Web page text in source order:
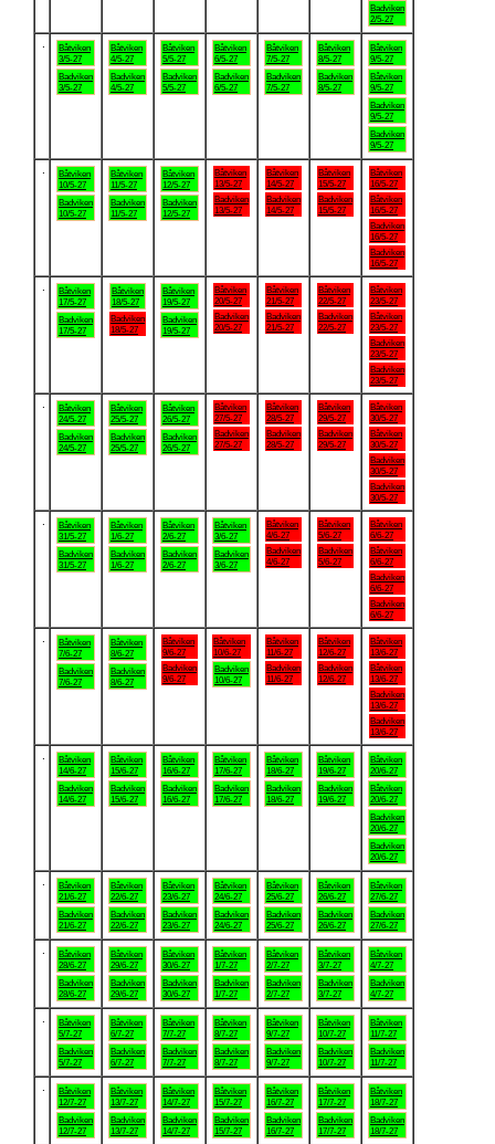
Badviken
2/5-27
Båtviken
3/5-27
Badviken
3/5-27
Båtviken
4/5-27
Badviken
4/5-27
Båtviken
5/5-27
Badviken
5/5-27
Båtviken
6/5-27
Badviken
6/5-27
Båtviken
7/5-27
Badviken
7/5-27
Båtviken
8/5-27
Badviken
8/5-27
Båtviken
9/5-27
Båtviken
9/5-27
Badviken
9/5-27
Badviken
9/5-27
Båtviken
10/5-27
Badviken
10/5-27
Båtviken
11/5-27
Badviken
11/5-27
Båtviken
12/5-27
Badviken
12/5-27
Båtviken
13/5-27
Badviken
13/5-27
Båtviken
14/5-27
Badviken
14/5-27
Båtviken
15/5-27
Badviken
15/5-27
Båtviken
16/5-27
Båtviken
16/5-27
Badviken
16/5-27
Badviken
16/5-27
Båtviken
17/5-27
Badviken
17/5-27
Båtviken
18/5-27
Badviken
18/5-27
Båtviken
19/5-27
Badviken
19/5-27
Båtviken
20/5-27
Badviken
20/5-27
Båtviken
21/5-27
Badviken
21/5-27
Båtviken
22/5-27
Badviken
22/5-27
Båtviken
23/5-27
Båtviken
23/5-27
Badviken
23/5-27
Badviken
23/5-27
Båtviken
24/5-27
Badviken
24/5-27
Båtviken
25/5-27
Badviken
25/5-27
Båtviken
26/5-27
Badviken
26/5-27
Båtviken
27/5-27
Badviken
27/5-27
Båtviken
28/5-27
Badviken
28/5-27
Båtviken
29/5-27
Badviken
29/5-27
Båtviken
30/5-27
Båtviken
30/5-27
Badviken
30/5-27
Badviken
30/5-27
Båtviken
31/5-27
Badviken
31/5-27
Båtviken
1/6-27
Badviken
1/6-27
Båtviken
2/6-27
Badviken
2/6-27
Båtviken
3/6-27
Badviken
3/6-27
Båtviken
4/6-27
Badviken
4/6-27
Båtviken
5/6-27
Badviken
5/6-27
Båtviken
6/6-27
Båtviken
6/6-27
Badviken
6/6-27
Badviken
6/6-27
Båtviken
7/6-27
Badviken
7/6-27
Båtviken
8/6-27
Badviken
8/6-27
Båtviken
9/6-27
Badviken
9/6-27
Båtviken
10/6-27
Badviken
10/6-27
Båtviken
11/6-27
Badviken
11/6-27
Båtviken
12/6-27
Badviken
12/6-27
Båtviken
13/6-27
Båtviken
13/6-27
Badviken
13/6-27
Badviken
13/6-27
Båtviken
14/6-27
Badviken
14/6-27
Båtviken
15/6-27
Badviken
15/6-27
Båtviken
16/6-27
Badviken
16/6-27
Båtviken
17/6-27
Badviken
17/6-27
Båtviken
18/6-27
Badviken
18/6-27
Båtviken
19/6-27
Badviken
19/6-27
Båtviken
20/6-27
Båtviken
20/6-27
Badviken
20/6-27
Badviken
20/6-27
Båtviken
21/6-27
Badviken
21/6-27
Båtviken
22/6-27
Badviken
22/6-27
Båtviken
23/6-27
Badviken
23/6-27
Båtviken
24/6-27
Badviken
24/6-27
Båtviken
25/6-27
Badviken
25/6-27
Båtviken
26/6-27
Badviken
26/6-27
Båtviken
27/6-27
Badviken
27/6-27
Båtviken
28/6-27
Badviken
28/6-27
Båtviken
29/6-27
Badviken
29/6-27
Båtviken
30/6-27
Badviken
30/6-27
Båtviken
1/7-27
Badviken
1/7-27
Båtviken
2/7-27
Badviken
2/7-27
Båtviken
3/7-27
Badviken
3/7-27
Båtviken
4/7-27
Badviken
4/7-27
Båtviken
5/7-27
Badviken
5/7-27
Båtviken
6/7-27
Badviken
6/7-27
Båtviken
7/7-27
Badviken
7/7-27
Båtviken
8/7-27
Badviken
8/7-27
Båtviken
9/7-27
Badviken
9/7-27
Båtviken
10/7-27
Badviken
10/7-27
Båtviken
11/7-27
Badviken
11/7-27
Båtviken
12/7-27
Badviken
12/7-27
Båtviken
13/7-27
Badviken
13/7-27
Båtviken
14/7-27
Badviken
14/7-27
Båtviken
15/7-27
Badviken
15/7-27
Båtviken
16/7-27
Badviken
16/7-27
Båtviken
17/7-27
Badviken
17/7-27
Båtviken
18/7-27
Badviken
18/7-27